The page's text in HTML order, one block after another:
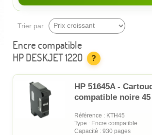
Trier par
Encre compatible
HP DESKJET 1220
?
HP 51645A -
compatible noire 45
Référence : KTH45
Type : Encre compatible
Capacité : 930 pages